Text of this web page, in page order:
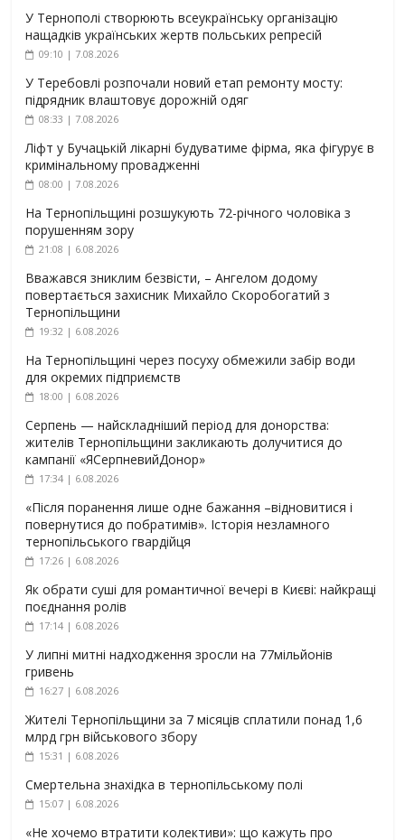
У Тернополі створюють всеукраїнську організацію
нащадків українських жертв польських репресій
09:10 | 7.08.2026
У Теребовлі розпочали новий етап ремонту мосту:
підрядник влаштовує дорожній одяг
08:33 | 7.08.2026
Ліфт у Бучацькій лікарні будуватиме фірма, яка фігурує в
кримінальному провадженні
08:00 | 7.08.2026
На Тернопільщині розшукують 72-річного чоловіка з
порушенням зору
21:08 | 6.08.2026
Вважався зниклим безвісти, – Ангелом додому
повертається захисник Михайло Скоробогатий з
Тернопільщини
19:32 | 6.08.2026
На Тернопільщині через посуху обмежили забір води
для окремих підприємств
18:00 | 6.08.2026
Серпень — найскладніший період для донорства:
жителів Тернопільщини закликають долучитися до
кампанії «ЯСерпневийДонор»
17:34 | 6.08.2026
«Після поранення лише одне бажання –відновитися і
повернутися до побратимів». Історія незламного
тернопільського гвардійця
17:26 | 6.08.2026
Як обрати суші для романтичної вечері в Києві: найкращі
поєднання ролів
17:14 | 6.08.2026
У липні митні надходження зросли на 77мільйонів
гривень
16:27 | 6.08.2026
Жителі Тернопільщини за 7 місяців сплатили понад 1,6
млрд грн військового збору
15:31 | 6.08.2026
Смертельна знахідка в тернопільському полі
15:07 | 6.08.2026
«Не хочемо втратити колективи»: що кажуть про